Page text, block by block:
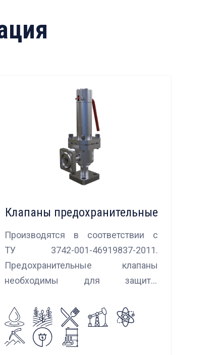
Клапаны предохранительные
Производятся в соответствии с
ТУ 3742-001-46919837-2011.
Предохранительные клапаны
необходимы для защиты
случаях аварийного повышения
давления, путем сброса среды в
систему низкого давления.